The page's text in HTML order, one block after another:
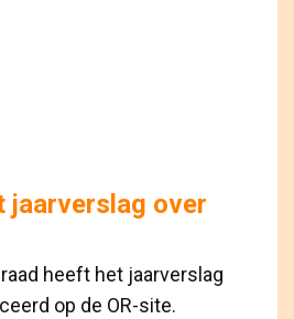
jaarverslag over
heeft het jaarverslag
op de OR-site.